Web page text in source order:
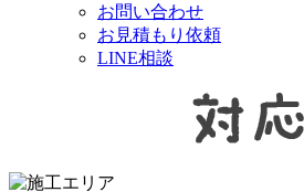
お問い合わせ
お見積もり依頼
LINE相談